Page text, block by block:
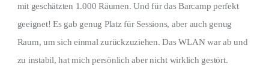
mit geschätzten 1.000 Räumen. Und für das Barcamp perfekt
geeignet! Es gab genug Platz für Sessions, aber auch genug
Raum, um sich einmal zurückzuziehen. Das WLAN war ab und
zu instabil, hat mich persönlich aber nicht wirklich gestört.